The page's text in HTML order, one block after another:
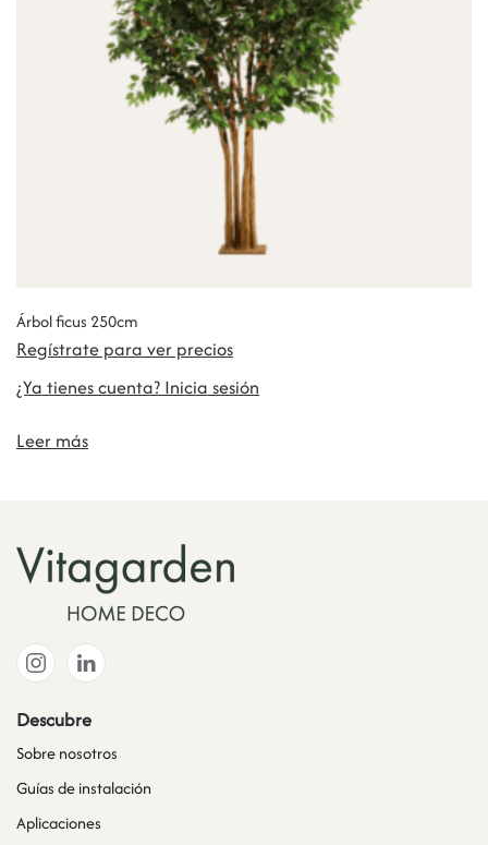
Árbol ficus 250cm
Regístrate para ver precios
¿Ya tienes cuenta? Inicia sesión
Leer más
Descubre
Sobre nosotros
Guías de instalación
Aplicaciones